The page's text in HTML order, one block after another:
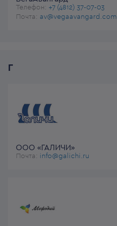
Телефон: +7 (4812) 37-07-03
Почта: av@vegaavangard.com
Г
ООО «ГАЛИЧИ»
Почта: info@galichi.ru